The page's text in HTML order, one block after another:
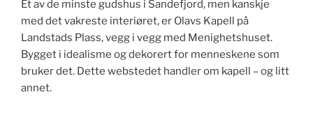
Et av de minste gudshus i Sandefjord, men kanskje
med det vakreste interiøret, er Olavs Kapell på
Landstads Plass, vegg i vegg med Menighetshuset.
Bygget i idealisme og dekorert for menneskene som
bruker det. Dette webstedet handler om kapell – og litt
annet.